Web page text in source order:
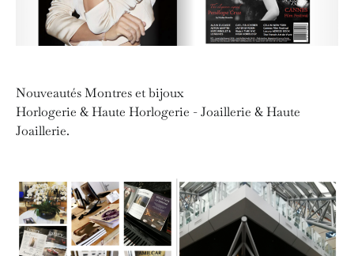
Nouveautés Montres et bijoux
Horlogerie & Haute Horlogerie - Joaillerie & Haute
Joaillerie.